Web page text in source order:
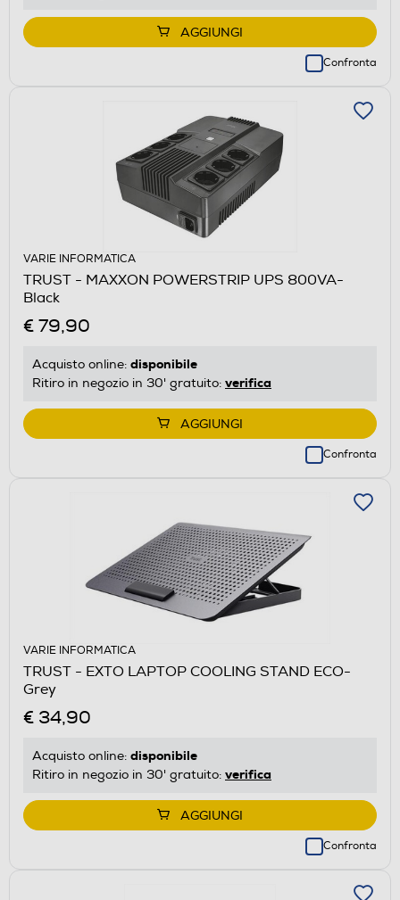
AGGIUNGI
Confronta
VARIE INFORMATICA
TRUST - MAXXON POWERSTRIP UPS 800VA-
Black
€ 79,90
Acquisto online: disponibile
Ritiro in negozio in 30' gratuito: verifica
AGGIUNGI
Confronta
VARIE INFORMATICA
TRUST - EXTO LAPTOP COOLING STAND ECO-
Grey
€ 34,90
Acquisto online: disponibile
Ritiro in negozio in 30' gratuito: verifica
AGGIUNGI
Confronta